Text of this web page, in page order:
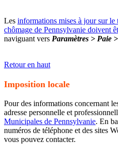
Les informations mises à jour sur
chômage de Pennsylvanie doivent
naviguant vers Paramètres > Paie
Retour en haut
Imposition locale
Pour des informations concernant
adresse personnelle et
Municipales de Pennsylvanie. En
numéros de téléphone et des sites
vous pouvez contacter.